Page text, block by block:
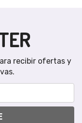
recibir ofertas y